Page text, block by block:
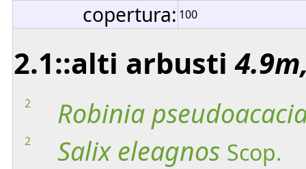
copertura: 100
2.1::alti arbusti
2 Robinia
2 Salix eleagnos Scop.